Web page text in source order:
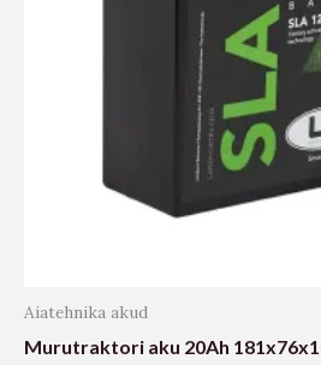
Aiatehnika akud
Murutraktori aku 20Ah